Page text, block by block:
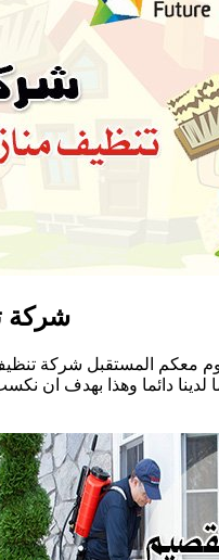
شركة
معكم المستقبل شركة
لدينا دائما وهذا بهدف ان